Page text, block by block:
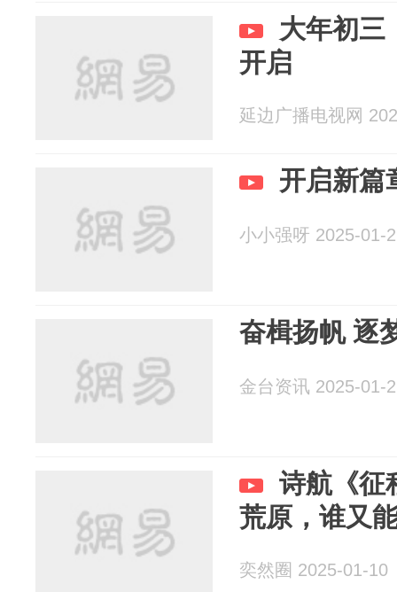
大年初三
开启
延边广播电视网
开启新篇
小小强呀 2025-01-
奋楫扬帆 逐
金台资讯 2025-01-
诗航《征
荒原，谁又
奕然圈 2025-01-10